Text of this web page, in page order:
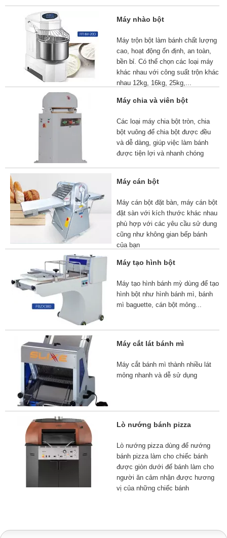
Máy nhào bột
Máy trộn bột làm bánh chất lượng
cao, hoạt động ổn định, an toàn,
bền bỉ. Có thể chọn các loại máy
khác nhau với công suất trộn khác
nhau 12kg, 16kg, 25kg,...
Máy chia và viên bột
Các loại máy chia bột tròn, chia
bột vuông để chia bột được đều
và dễ dàng, giúp việc làm bánh
được tiện lợi và nhanh chóng
Máy cán bột
Máy cán bột đặt bàn, máy cán bột
đặt sàn với kích thước khác nhau
phù hợp với các yêu cầu sử dung
cũng như không gian bếp bánh
của bạn
Máy tạo hình bột
Máy tạo hình bánh mỳ dùng để tạo
hình bột như hình bánh mì, bánh
mì baguette, cán bột mỏng...
Máy cắt lát bánh mì
Máy cắt bánh mì thành nhiều lát
mỏng nhanh và dễ sử dụng
Lò nướng bánh pizza
Lò nướng pizza dùng để nướng
bánh pizza làm cho chiếc bánh
được giòn dưới đế bánh làm cho
người ăn cảm nhận được hương
vị của những chiếc bánh